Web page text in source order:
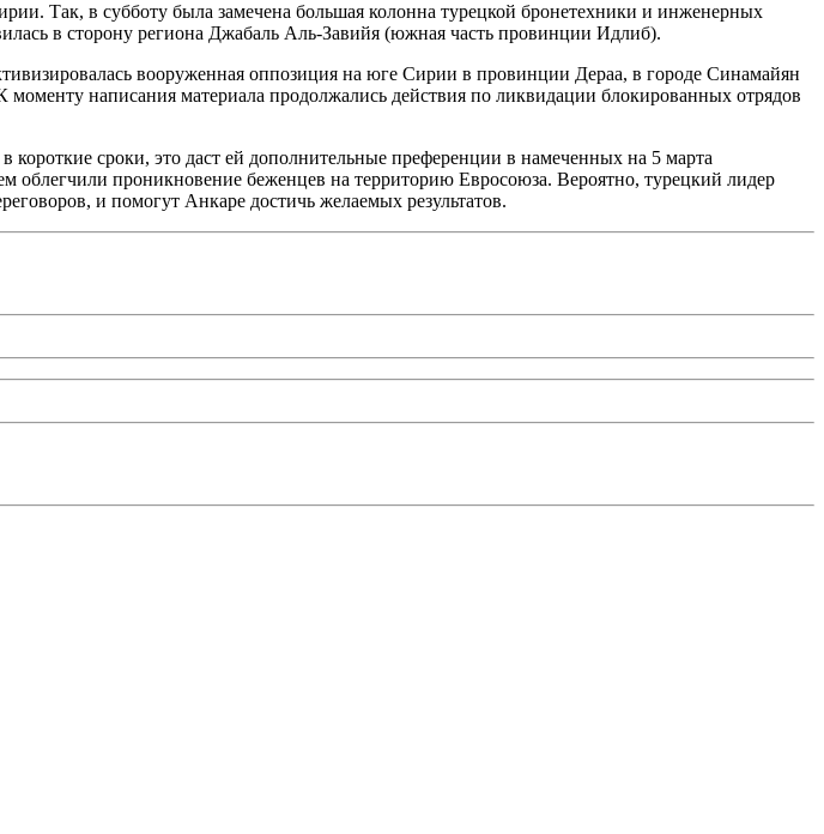
Так, в субботу была замечена большая колонна турецкой бронетехники и инженерных
в сторону региона Джабаль Аль-Завийя (южная часть провинции Идлиб).
вооруженная оппозиция на юге Сирии в провинции Дераа, в городе Синамайян
написания материала продолжались действия по ликвидации блокированных отрядов
сроки, это даст ей дополнительные преференции в намеченных на 5 марта
проникновение беженцев на территорию Евросоюза. Вероятно, турецкий лидер
и помогут Анкаре достичь желаемых результатов.